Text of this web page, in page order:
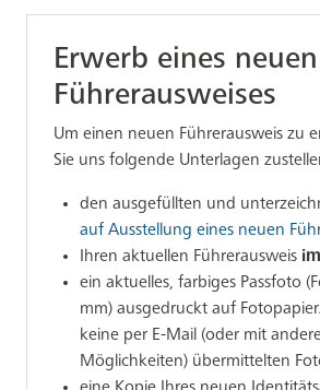
Erwerb eines neuen
Führerausweises
Um einen neuen Führerausweis zu
Sie uns folgende Unterlagen
den ausgefüllten und
auf Ausstellung eines neuen
Ihren aktuellen Führerausweis
ein aktuelles, farbiges Passfoto
mm) ausgedruckt auf
keine per E-Mail (oder mit
Möglichkeiten) übermittelten